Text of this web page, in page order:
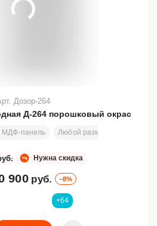
Д-264 порошковый окрас
МДФ-панель Любой размер
Дозор-264
Нужна скидка
900 руб. –8%
+64